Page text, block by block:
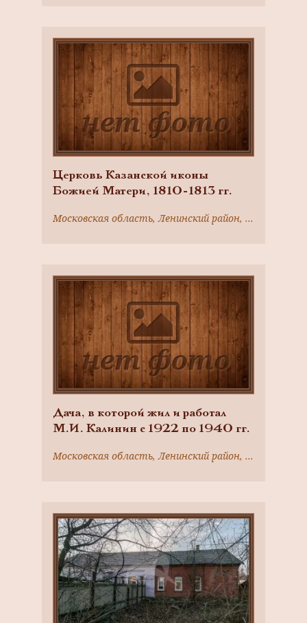
Церковь Казанской иконы
Божией Матери, 1810-1813 гг.
Московская область, Ленинский район, с. Молоково (Ирининское)
Дача, в которой жил и работал
М.И. Калинин с 1922 по 1940 гг.
Московская область, Ленинский район, д. Сосенки